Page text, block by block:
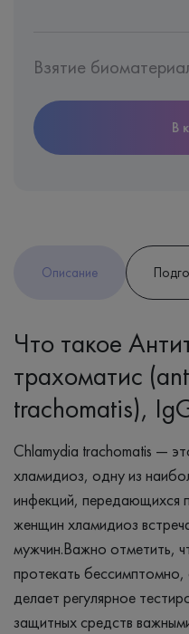
Взятие
В
Описание
Что такое
трахоматис
trachomatis),
Chlamydia trachomatis —
хламидиоз, одну из
инфекций,
женщин хламидиоз
мужчин.Важно отметить,
протекать
делает регулярное
защитных средств